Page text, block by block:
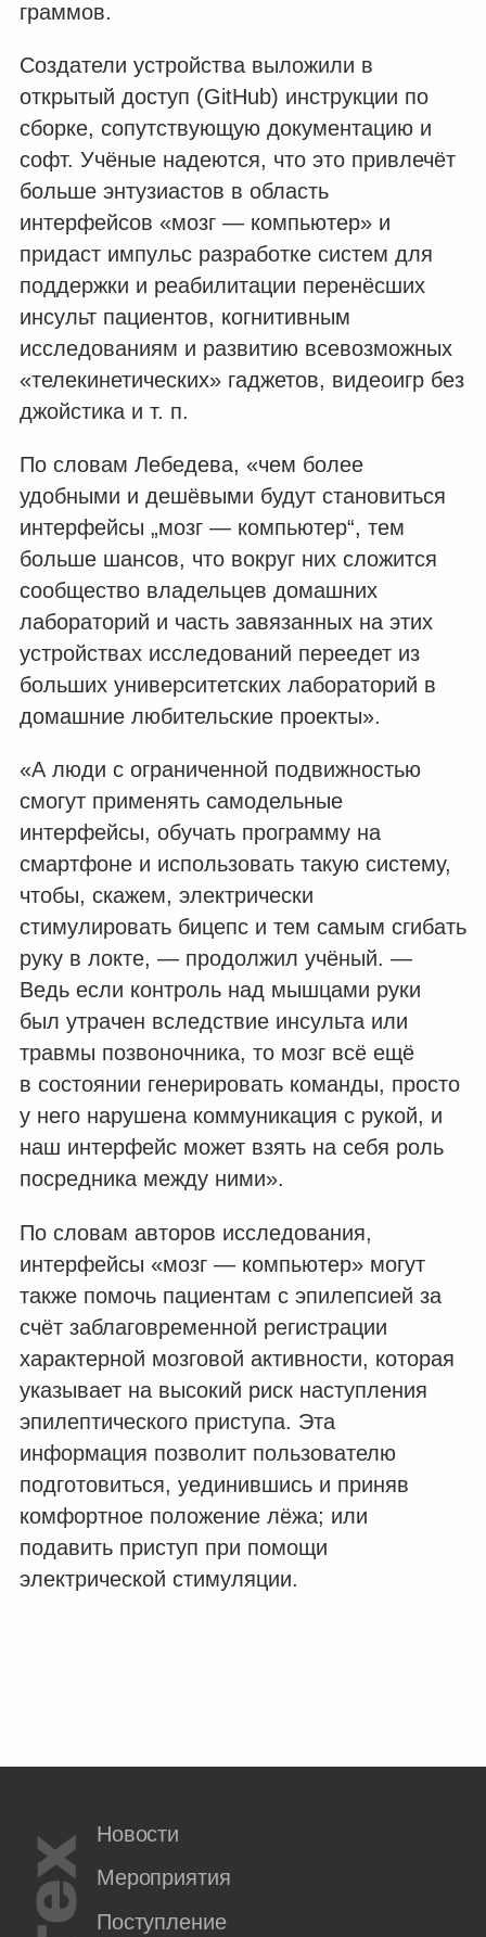
граммов.
Создатели устройства выложили в
открытый доступ (GitHub) инструкции по
сборке, сопутствующую документацию и
софт. Учёные надеются, что это привлечёт
больше энтузиастов в область
интерфейсов «мозг — компьютер» и
придаст импульс разработке систем для
поддержки и реабилитации перенёсших
инсульт пациентов, когнитивным
исследованиям и развитию всевозможных
«телекинетических» гаджетов, видеоигр без
джойстика и т. п.
По словам Лебедева, «чем более
удобными и дешёвыми будут становиться
интерфейсы „мозг — компьютер“, тем
больше шансов, что вокруг них сложится
сообщество владельцев домашних
лабораторий и часть завязанных на этих
устройствах исследований переедет из
больших университетских лабораторий в
домашние любительские проекты».
«А люди с ограниченной подвижностью
смогут применять самодельные
интерфейсы, обучать программу на
смартфоне и использовать такую систему,
чтобы, скажем, электрически
стимулировать бицепс и тем самым сгибать
руку в локте, — продолжил учёный. —
Ведь если контроль над мышцами руки
был утрачен вследствие инсульта или
травмы позвоночника, то мозг всё ещё
в состоянии генерировать команды, просто
у него нарушена коммуникация с рукой, и
наш интерфейс может взять на себя роль
посредника между ними».
По словам авторов исследования,
интерфейсы «мозг — компьютер» могут
также помочь пациентам с эпилепсией за
счёт заблаговременной регистрации
характерной мозговой активности, которая
указывает на высокий риск наступления
эпилептического приступа. Эта
информация позволит пользователю
подготовиться, уединившись и приняв
комфортное положение лёжа; или
подавить приступ при помощи
электрической стимуляции.
Новости
Мероприятия
Поступление